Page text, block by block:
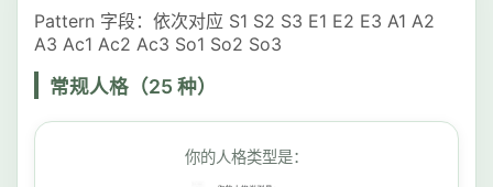
Pattern 字段：依次对应 S1 S2 S3 E1 E2 E3 A1 A2
A3 Ac1 Ac2 Ac3 So1 So2 So3
常规人格（25 种）
你的人格类型是：